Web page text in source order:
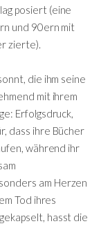
posiert (eine
und 90ern mit
zierte).
die ihm seine
mit ihrem
Erfolgsdruck,
dass ihre Bücher
während ihr
am Herzen
Tod ihres
hasst die